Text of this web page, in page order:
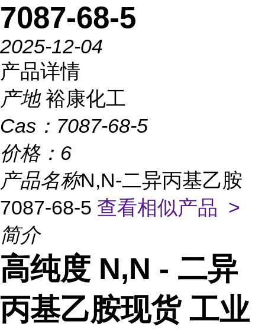
7087-68-5
2025-12-04
产品详情
产地 裕康化工
Cas： 7087-68-5
价格： 6
产品名称N,N-二异丙基乙胺
7087-68-5 查看相似产品 >
简介
高纯度 N,N - 二异
丙基乙胺现货 工业